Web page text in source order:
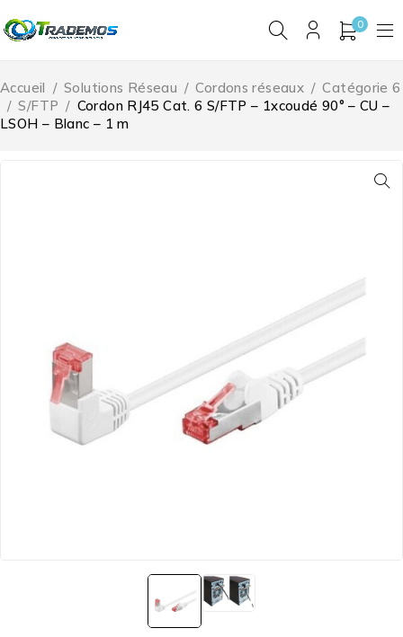
0
Accueil / Solutions Réseau / Cordons réseaux / Catégorie 6
/ S/FTP / Cordon RJ45 Cat. 6 S/FTP – 1xcoudé 90° – CU –
LSOH – Blanc – 1 m